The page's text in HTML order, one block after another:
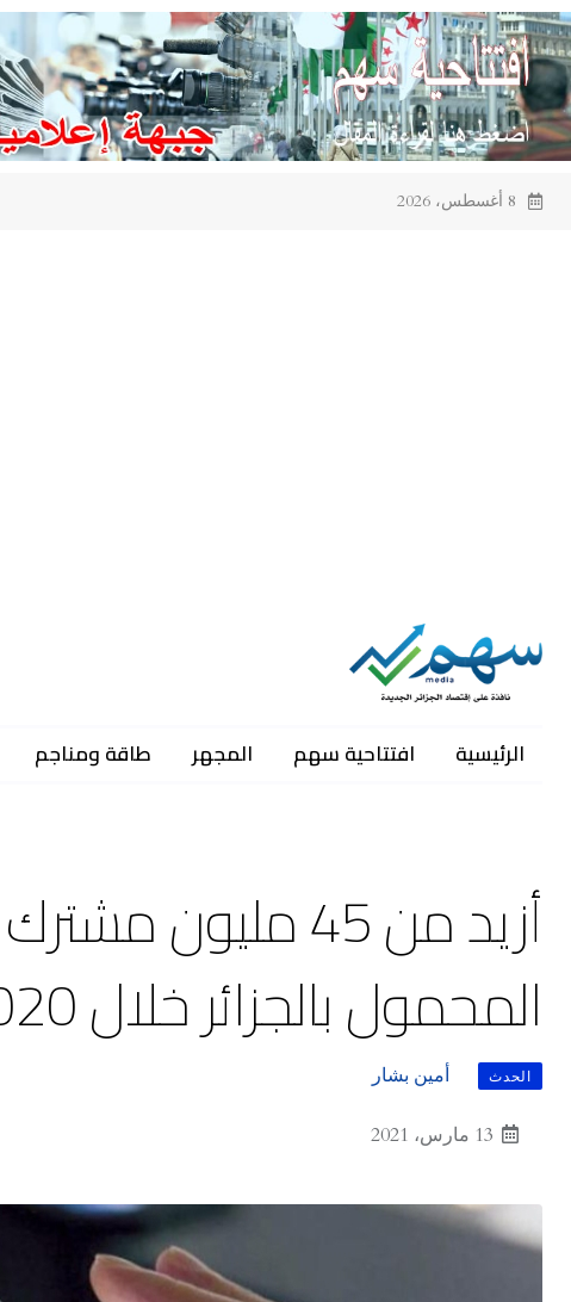
Skip
to
content
8 أغسطس، 2026
الرئيسية افتتاحية سهم المجهر طاقة ومناجم
أزيد من 45
المحمول بالجزائر خلال 2020
الحدث أمين بشار
13 مارس، 2021